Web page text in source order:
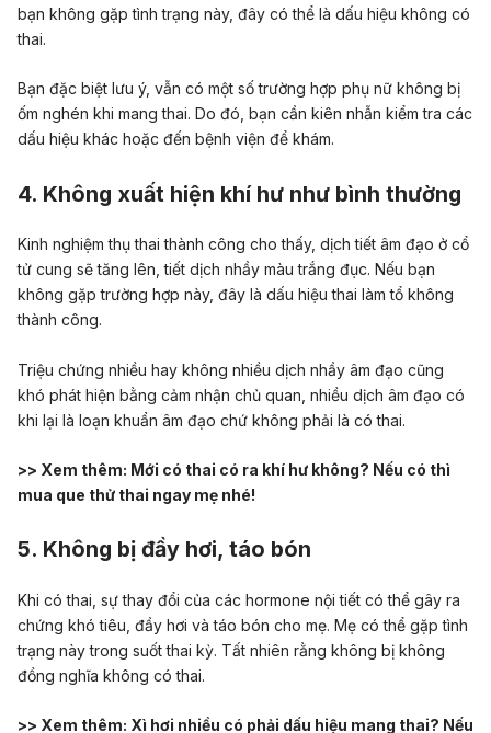
bạn không gặp tình trạng này, đây có thể là dấu hiệu không có
thai.
Bạn đặc biệt lưu ý, vẫn có một số trường hợp phụ nữ không bị
ốm nghén khi mang thai. Do đó, bạn cần kiên nhẫn kiểm tra các
dấu hiệu khác hoặc đến bệnh viện để khám.
4. Không xuất hiện khí hư như bình thường
Kinh nghiệm thụ thai thành công cho thấy, dịch tiết âm đạo ở cổ
tử cung sẽ tăng lên,tiết dịch nhầy màu trắng đục. Nếu bạn
không gặp trường hợp này, đây là dấu hiệu thai làm tổ không
thành công.
Triệu chứng nhiều hay không nhiều dịch nhầy âm đạo cũng
khó phát hiện bằng cảm nhận chủ quan, nhiều dịch âm đạo có
khi lại là loạn khuẩn âm đạo chứ không phải là có thai.
>> Xem thêm: Mới có thai có ra khí hư không? Nếu có thì
mua que thử thai ngay mẹ nhé!
5. Không bị đầy hơi, táo bón
Khi có thai, sự thay đổi của các hormone nội tiết có thể gây ra
chứng khó tiêu, đầy hơi và táo bón cho mẹ. Mẹ có thể gặp tình
trạng này trong suốt thai kỳ. Tất nhiên rằng không bị không
đồng nghĩa không có thai.
>> Xem thêm: Xì hơi nhiều có phải dấu hiệu mang thai? Nếu